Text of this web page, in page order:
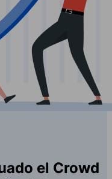
el Crowd